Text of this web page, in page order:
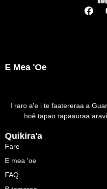
E Mea 'oe
I raro a'e i te faatereraa a
hoê tapao rapaauraa
Quikira'a
Fare
E mea 'oe
FAQ